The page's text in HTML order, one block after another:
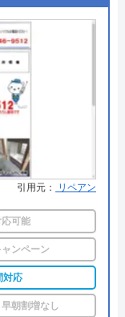
15
）
でご確認ください
理由
市から活動をは
、宮城、北海
さんです。
引用元： リペアン
応可能
ンペーン
対応
朝割増なし